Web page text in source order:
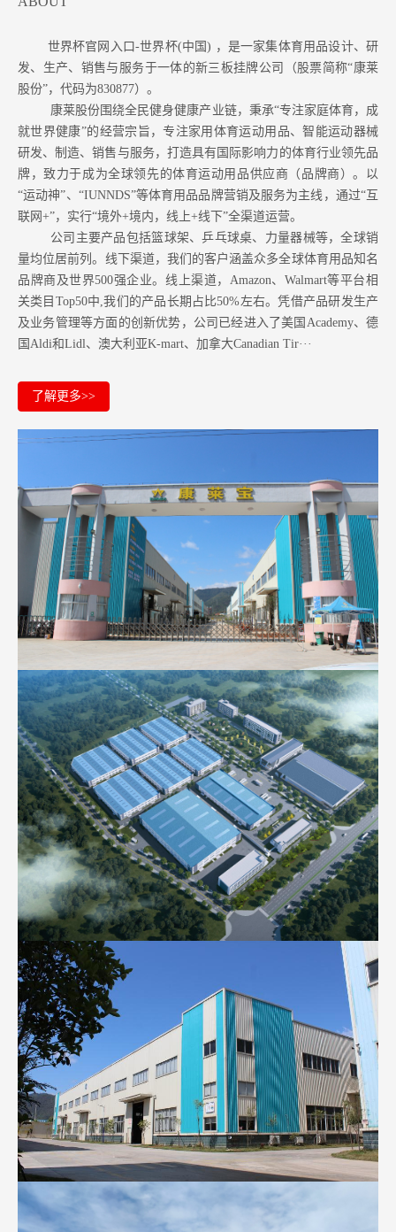
世界杯官网入口-世界杯(中国) ，是一家集体育用品设计、研
发、生产、销售与服务于一体的新三板挂牌公司（股票简称“康莱
股份”，代码为830877）。
康莱股份围绕全民健身健康产业链，秉承“专注家庭体育，成
就世界健康”的经营宗旨，专注家用体育运动用品、智能运动器械
研发、制造、销售与服务，打造具有国际影响力的体育行业领先品
牌，致力于成为全球领先的体育运动用品供应商（品牌商）。以
“运动神”、“IUNNDS”等体育用品品牌营销及服务为主线，通过“互
联网+”，实行“境外+境内，线上+线下”全渠道运营。
公司主要产品包括篮球架、乒乓球桌、力量器械等，全球销
量均位居前列。 线下渠道，我们的客户涵盖众多全球体育用品知名
品牌商及世界500强企业。 线上渠道，Amazon、Walmart等平台相
关类目Top50中,我们的产品长期占比50%左右。凭借产品研发生产
及业务管理等方面的创新优势，公司已经进入了美国Academy、德
国Aldi和Lidl、澳大利亚K-mart、加拿大Canadian Tir···
了解更多>>